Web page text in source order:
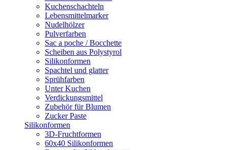
Kuchenschachteln
Lebensmittelmarker
Nudelhölzer
Pulverfarben
Sac a poche / Bocchette
Scheiben aus Polystyrol
Silikonformen
Spachtel und glatter
Sprühfarben
Unter Kuchen
Verdickungsmittel
Zubehör für Blumen
Zucker Paste
Silikonformen
3D-Fruchtformen
60x40 Silikonformen